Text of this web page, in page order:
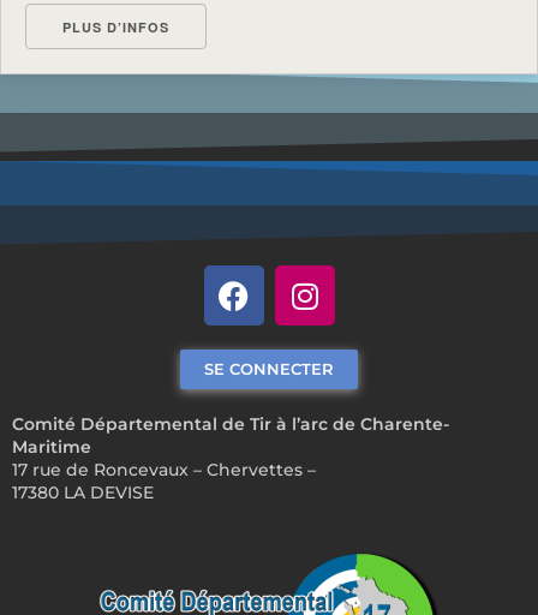
PLUS D’INFOS
Comité Départemental de Tir à l’arc de Charente-
Maritime
17 rue de Roncevaux – Chervettes –
17380 LA DEVISE
SE CONNECTER